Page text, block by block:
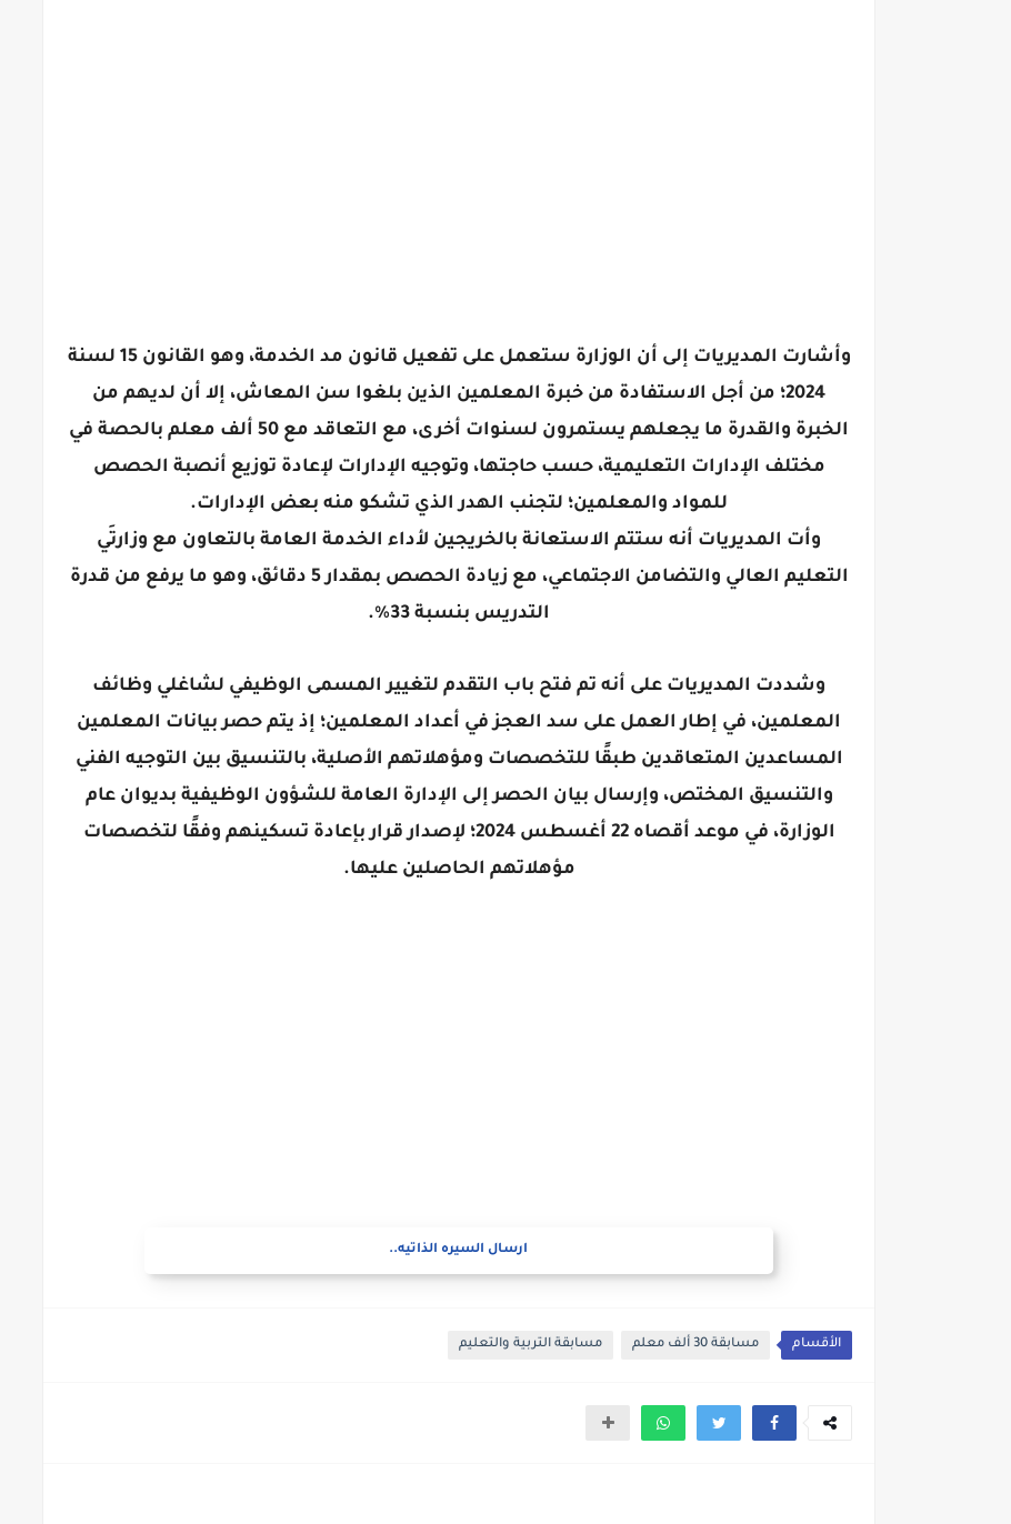
وأشارت المديريات إلى أن الوزارة ستعمل على تفعيل قانون مد الخدمة، وهو القانون 15 لسنة
2024؛ من أجل الاستفادة من خبرة المعلمين الذين بلغوا سن المعاش، إلا أن لديهم من
الخبرة والقدرة ما يجعلهم يستمرون لسنوات أخرى، مع التعاقد مع 50 ألف معلم بالحصة في
مختلف الإدارات التعليمية، حسب حاجتها، وتوجيه الإدارات لإعادة توزيع أنصبة الحصص
للمواد والمعلمين؛ لتجنب الهدر الذي تشكو منه بعض الإدارات.
وأت المديريات أنه ستتم الاستعانة بالخريجين لأداء الخدمة العامة بالتعاون مع وزارتَي
التعليم العالي والتضامن الاجتماعي، مع زيادة الحصص بمقدار 5 دقائق، وهو ما يرفع من قدرة
التدريس بنسبة 33%.
وشددت المديريات على أنه تم فتح باب التقدم لتغيير المسمى الوظيفي لشاغلي وظائف
المعلمين، في إطار العمل على سد العجز في أعداد المعلمين؛ إذ يتم حصر بيانات المعلمين
المساعدين المتعاقدين طبقًا للتخصصات ومؤهلاتهم الأصلية، بالتنسيق بين التوجيه الفني
والتنسيق المختص، وإرسال بيان الحصر إلى الإدارة العامة للشؤون الوظيفية بديوان عام
الوزارة، في موعد أقصاه 22 أغسطس 2024؛ لإصدار قرار بإعادة تسكينهم وفقًا لتخصصات
مؤهلاتهم الحاصلين عليها.
ارسال السيره الذاتيه..
الأقسام مسابقة 30 ألف معلم مسابقة التربية والتعليم